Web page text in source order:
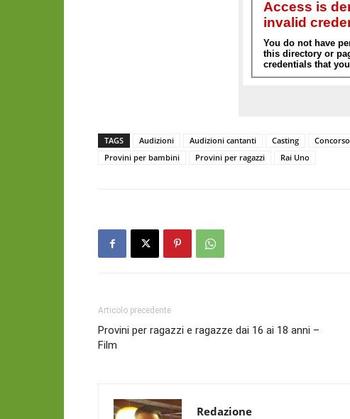
TAGS Audizioni Audizioni cantanti Casting Concorso
Provini per bambini
Provini per ragazzi Rai Uno
Articolo precedente
Provini per ragazzi e ragazze dai 16 ai 18 anni –
Film
Redazione